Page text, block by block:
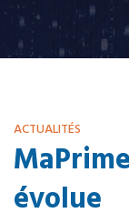
ACTUALITÉS
évolue